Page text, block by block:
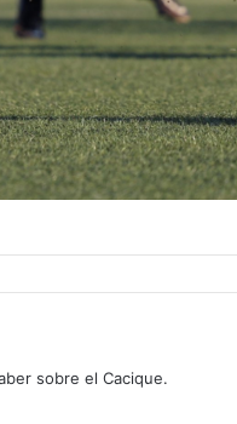
sobre el Cacique.